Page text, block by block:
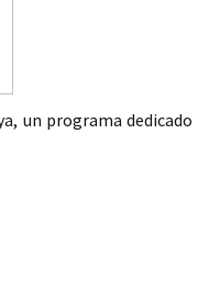
un programa dedicado